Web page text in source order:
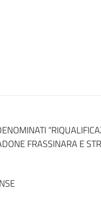
FRASSINARA E